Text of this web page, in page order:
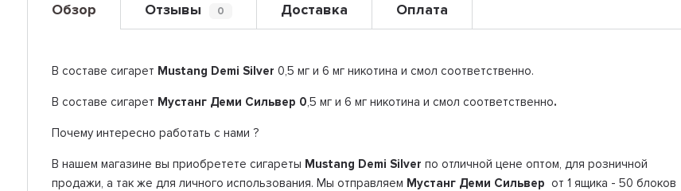
Обзор Отзывы 0 Доставка Оплата
В составе сигарет Mustang Demi Silver 0,5 мг и 6 мг никотина и смол соответственно.
В составе сигарет Мустанг Деми Cильвер 0,5 мг и 6 мг никотина и смол соответственно.
Почему интересно работать с нами ?
В нашем магазине вы приобретете сигареты Mustang Demi Silver по отличной цене оптом, для розничной
продажи, а так же для личного использования. Мы отправляем Мустанг Деми Cильвер от 1 ящика - 50 блоков